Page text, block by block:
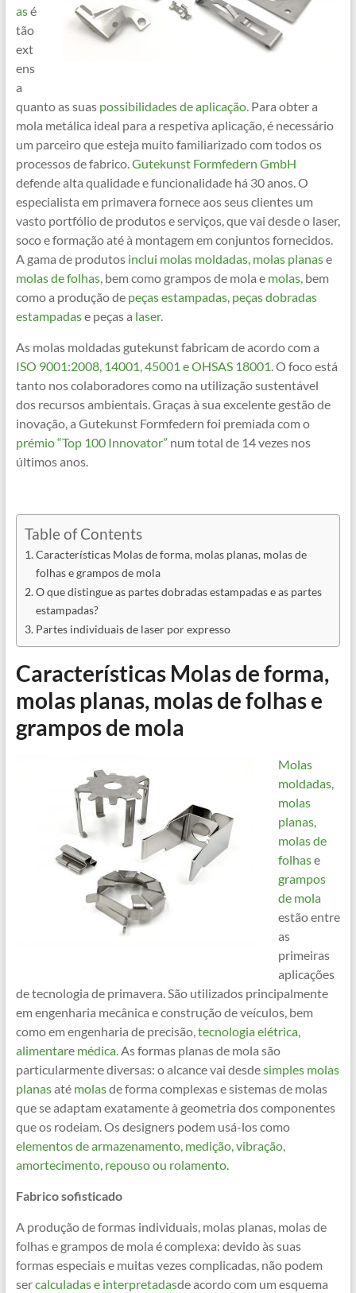
asé
tão
ext
ens
a
quanto as suas possibilidades de aplicação.Para obter a
mola metálica ideal para a respetiva aplicação, é necessário
um parceiro que esteja muito familiarizado com todos os
processos de fabrico.Gutekunst Formfedern GmbH
defende alta qualidade e funcionalidade há 30 anos. O
especialista em primavera fornece aos seus clientes um
vasto portfólio de produtos e serviços, que vai desde o laser,
soco e formação até à montagem em conjuntos fornecidos.
A gama de produtos inclui molas moldadas, molas planase
molas de folhas,bem como grampos de mola e molas,bem
como a produção de peças estampadas, peças dobradas
estampadase peças a laser.
As molas moldadas gutekunst fabricam de acordo com a
ISO 9001:2008, 14001, 45001 e OHSAS 18001. O foco está
tanto nos colaboradores como na utilização sustentável
dos recursos ambientais. Graças à sua excelente gestão de
inovação, a Gutekunst Formfedern foi premiada com o
prémio “Top 100 Innovator” num total de 14 vezes nos
últimos anos.
Table of Contents
Características Molas de forma, molas planas, molas de
folhas e grampos de mola
O que distingue as partes dobradas estampadas e as partes
estampadas?
Partes individuais de laser por expresso
Características Molas de forma,
molas planas, molas de folhas e
grampos de mola
Molas
moldadas,
molas
planas,
molas de
folhase
grampos
de mola
estão entre
as
primeiras
aplicações
de tecnologia de primavera. São utilizados principalmente
em engenharia mecânica e construção de veículos, bem
como em engenharia de precisão,tecnologia elétrica,
alimentare médica.As formas planas de mola são
particularmente diversas: o alcance vai desdesimples molas
planasaté molasde forma complexas e sistemas de molas
que se adaptam exatamente à geometria dos componentes
que os rodeiam. Os designers podem usá-los como
elementos de armazenamento, medição, vibração,
amortecimento, repouso ou rolamento.
Fabrico sofisticado
A produção de formas individuais, molas planas, molas de
folhas e grampos de mola é complexa: devido às suas
formas especiais e muitas vezes complicadas, não podem
sercalculadas e interpretadasde acordo com um esquema